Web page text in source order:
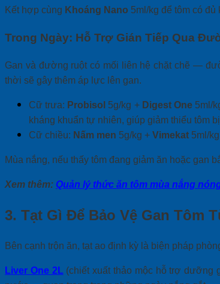
Kết hợp cùng Khoáng Nano 5ml/kg để tôm có
Trong Ngày: Hỗ Trợ Gián Tiếp Qua
Gan và đường ruột có mối liên hệ chặt chẽ —
thời sẽ gây thêm áp lực lên gan.
Cữ trưa: Probisol 5g/kg + Digest One5ml/
kháng khuẩn tự nhiên, giúp giảm thiểu tôm
Cữ chiều: Nấm men 5g/kg + Vimekat 5ml/
Mùa nắng, nếu thấy tôm đang giảm ăn hoặc gan
Xem thêm: Quản lý thức ăn tôm mùa nắng
3. Tạt Gì Để Bảo Vệ Gan Tôm
Bên cạnh trộn ăn, tạt ao định kỳ là biện pháp
Liver One 2L(chiết xuất thảo mộc hỗ trợ dưỡng